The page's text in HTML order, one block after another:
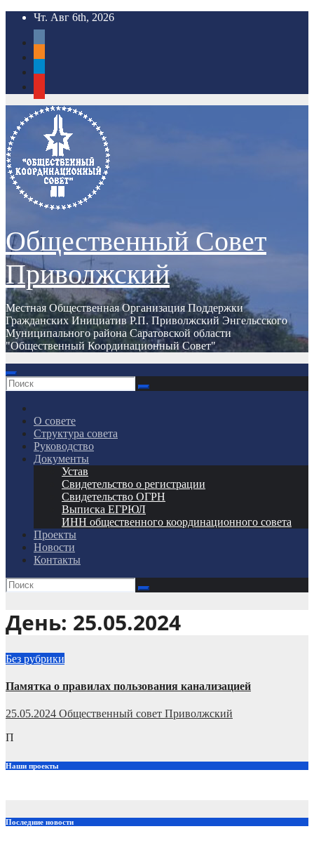
Перейти
содержимому
Чт. Авг 6th, 2026
Общественный Совет
Приволжский
Местная Общественная Организация Поддержки
Гражданских Инициатив Р.П. Приволжский Энгельсского
Муниципального района Саратовской области
"Общественный Координационный Совет"
О совете
Структура совета
Руководство
Документы
Устав
Свидетельство о регистрации
Свидетельство ОГРН
Выписка ЕГРЮЛ
ИНН общественного координационного совета
Проекты
Новости
Контакты
День: 25.05.2024
Без рубрики
Памятка о правилах пользования канализацией
25.05.2024 Общественный совет Приволжский
П
Наши проекты
Последние новости